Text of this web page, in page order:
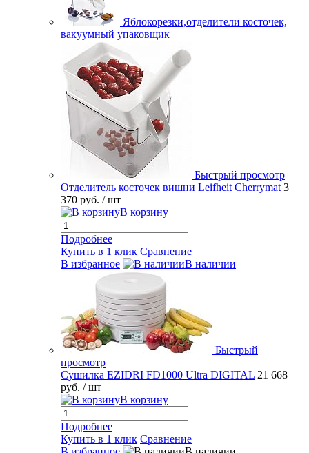
Яблокорезки,отделители косточек,
вакуумный упаковщик
Быстрый просмотр
Отделитель косточек вишни Leifheit Cherrymat 3
370 руб. / шт
В корзину
Подробнее
Купить в 1 клик Сравнение
В избранное
В наличии
Быстрый
просмотр
Сушилка EZIDRI FD1000 Ultra DIGITAL 21 668
руб. / шт
В корзину
Подробнее
Купить в 1 клик Сравнение